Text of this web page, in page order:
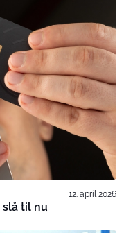
12. april 2026
slå til nu